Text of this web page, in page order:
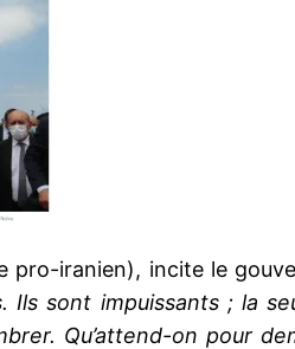
iranien), incite le
sont impuissants ; la
Qu’attend-on pour